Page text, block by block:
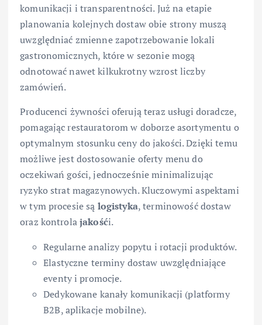
komunikacji i transparentności. Już na etapie
planowania kolejnych dostaw obie strony muszą
uwzględniać zmienne zapotrzebowanie lokali
gastronomicznych, które w sezonie mogą
odnotować nawet kilkukrotny wzrost liczby
zamówień.
Producenci żywności oferują teraz usługi doradcze,
pomagając restauratorom w doborze asortymentu o
optymalnym stosunku ceny do jakości. Dzięki temu
możliwe jest dostosowanie oferty menu do
oczekiwań gości, jednocześnie minimalizując
ryzyko strat magazynowych. Kluczowymi aspektami
w tym procesie są logistyka, terminowość dostaw
oraz kontrolajakośći.
Regularne analizy popytu i rotacji produktów.
Elastyczne terminy dostaw uwzględniające
eventy i promocje.
Dedykowane kanały komunikacji (platformy
B2B, aplikacje mobilne).